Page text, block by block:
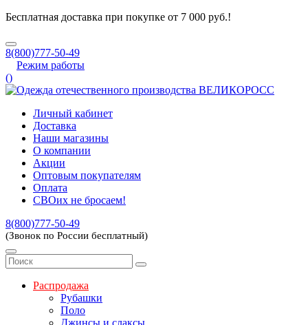
Бесплатная доставка при покупке от 7 000 руб.!
8(800)777-50-49
Режим работы
()
Личный кабинет
Доставка
Наши магазины
О компании
Акции
Оптовым покупателям
Оплата
СВОих не бросаем!
8(800)777-50-49
(Звонок по России бесплатный)
Распродажа
Рубашки
Поло
Джинсы и слаксы